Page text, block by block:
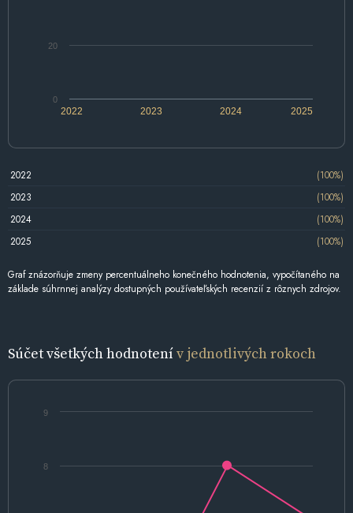
2022 2024
2023 2025
0
20
2022
(100%)
2023
(100%)
2024
(100%)
2025
(100%)
Graf znázorňuje zmeny percentuálneho konečného hodnotenia, vypočítaného na
základe súhrnnej analýzy dostupných používateľských recenzií z rôznych zdrojov.
Súčet všetkých hodnotenív jednotlivých rokoch
8
9